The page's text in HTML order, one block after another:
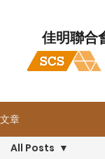
佳明聯合
文章
All Posts